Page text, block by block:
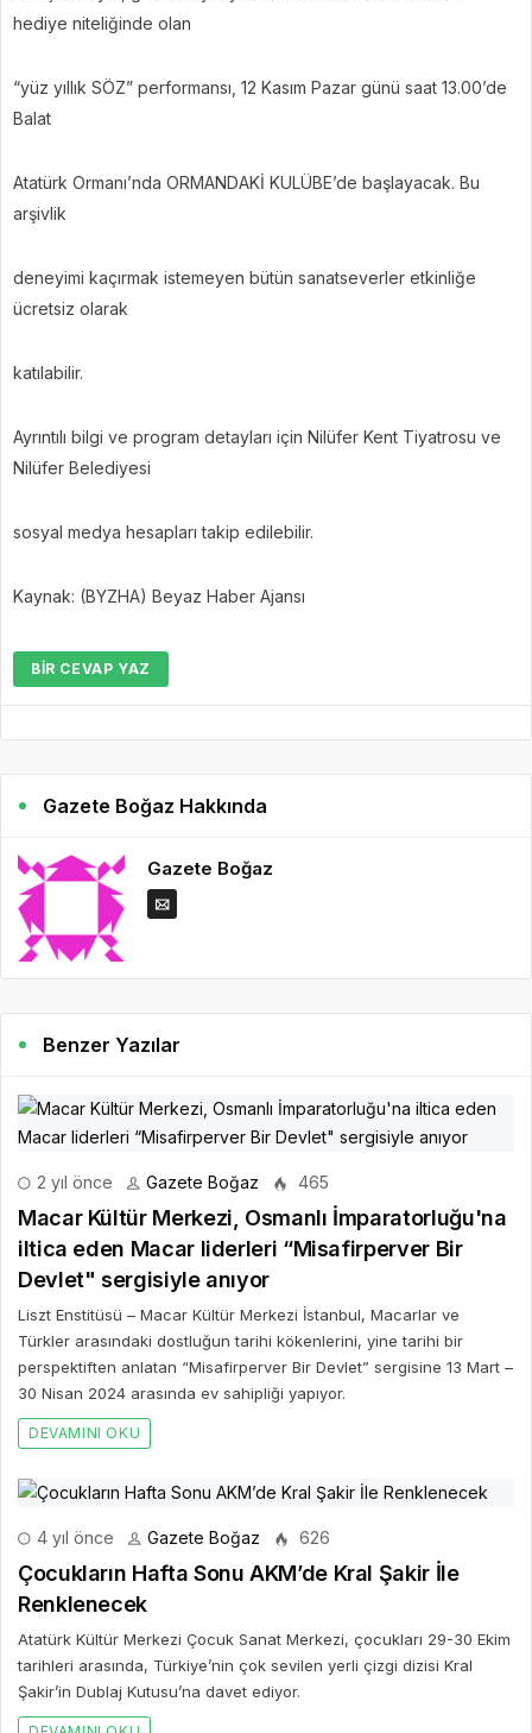
hediye niteliğinde olan
“yüz yıllık SÖZ” performansı, 12 Kasım Pazar günü saat 13.00’de
Balat
Atatürk Ormanı’nda ORMANDAKİ KULÜBE’de başlayacak. Bu
arşivlik
deneyimi kaçırmak istemeyen bütün sanatseverler etkinliğe
ücretsiz olarak
katılabilir.
Ayrıntılı bilgi ve program detayları için Nilüfer Kent Tiyatrosu ve
Nilüfer Belediyesi
sosyal medya hesapları takip edilebilir.
Kaynak: (BYZHA) Beyaz Haber Ajansı
BIR CEVAP YAZ
Gazete Boğaz Hakkında
Gazete Boğaz
Benzer Yazılar
2 yıl önce Gazete Boğaz 465
Macar Kültür Merkezi, Osmanlı İmparatorluğu'na
iltica eden Macar liderleri “Misafirperver Bir
Devlet" sergisiyle anıyor
Liszt Enstitüsü – Macar Kültür Merkezi İstanbul, Macarlar ve
Türkler arasındaki dostluğun tarihi kökenlerini, yine tarihi bir
perspektiften anlatan “Misafirperver Bir Devlet” sergisine 13 Mart –
30 Nisan 2024 arasında ev sahipliği yapıyor.
DEVAMINI OKU
4 yıl önce Gazete Boğaz 626
Çocukların Hafta Sonu AKM’de Kral Şakir İle
Renklenecek
Atatürk Kültür Merkezi Çocuk Sanat Merkezi, çocukları 29-30 Ekim
tarihleri arasında, Türkiye’nin çok sevilen yerli çizgi dizisi Kral
Şakir’in Dublaj Kutusu’na davet ediyor.